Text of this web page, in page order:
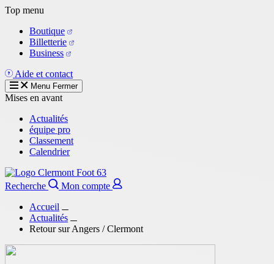
Aller
contenu
principal
Top menu
Boutique
Billetterie
Business
Aide et contact
Menu Fermer
Mises en avant
Actualités
équipe pro
Classement
Calendrier
Recherche
Mon compte
Accueil
Actualités
Retour sur Angers / Clermont